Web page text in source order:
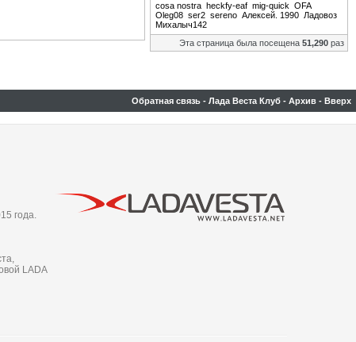
cosa nostra heckfy-eaf mig-quick OFA
Oleg08 ser2 sereno Алексей. 1990 Ладовоз
Михалыч142
Эта страница была посещена 51,290 раз
Обратная связь - Лада Веста Клуб - Архив - Вверх
года.
LADA